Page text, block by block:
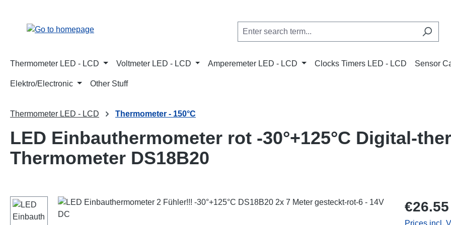
Thermometer LED - LCD Voltmeter LED - LCD Amperemeter LED - LCD Clocks Timers LED - LCD Sensor
Elektro/Electronic Other Stuff
Thermometer LED - LCD Thermometer - 150°C
LED Einbauthermometer rot -30°+125°C Digital-
Thermometer DS18B20
Skip image gallery Regular price:
€26.55
Prices incl.